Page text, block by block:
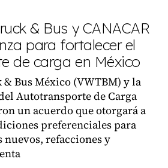
& Bus y CANACAR
para fortalecer el
de carga en México
Bus México (VWTBM) y la
Autotransporte de Carga
un acuerdo que otorgará a
preferenciales para
refacciones y